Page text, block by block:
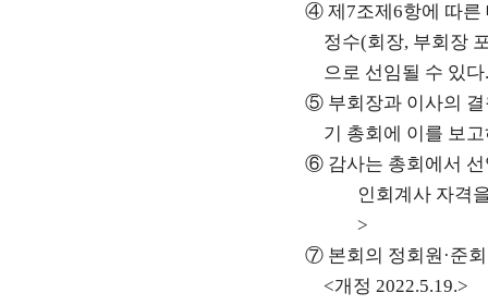
④ 제 7조제6항에 따른
정수(회장, 부회장
으로 선임될 수 있다
⑤ 부회장과 이사의
기 총회에 이를 보
⑥ 감사는 총회에서
인회계사 자격
>
⑦ 본회의 정회원 ·준
<개정2022.5.19.>